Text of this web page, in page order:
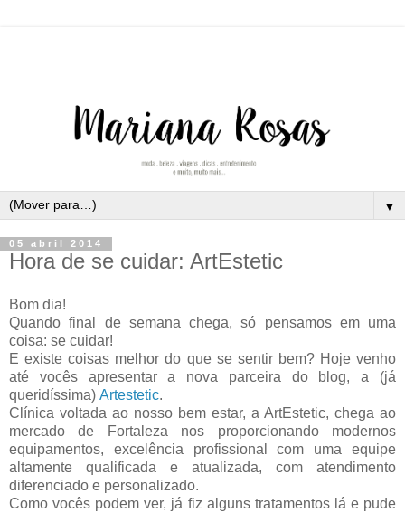
▼
05 abril 2014
Hora de se cuidar: ArtEstetic
Bom dia!
Quando final de semana chega, só pensamos em uma
coisa: se cuidar!
E existe coisas melhor do que se sentir bem? Hoje venho
até vocês apresentar a nova parceira do blog, a (já
queridíssima) Artestetic.
Clínica voltada ao nosso bem estar, a ArtEstetic, chega ao
mercado de Fortaleza nos proporcionando modernos
equipamentos, excelência profissional com uma equipe
altamente qualificada e atualizada, com atendimento
diferenciado e personalizado.
Como vocês podem ver, já fiz alguns tratamentos lá e pude